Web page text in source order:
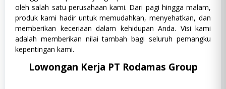
oleh salah satu perusahaan kami. Dari pagi hingga malam,
produk kami hadir untuk memudahkan, menyehatkan, dan
memberikan keceriaan dalam kehidupan Anda. Visi kami
adalah memberikan nilai tambah bagi seluruh pemangku
kepentingan kami.
Lowongan Kerja PT Rodamas Group